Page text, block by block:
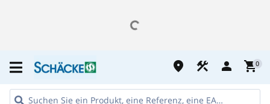
place construction person shopping_cart0